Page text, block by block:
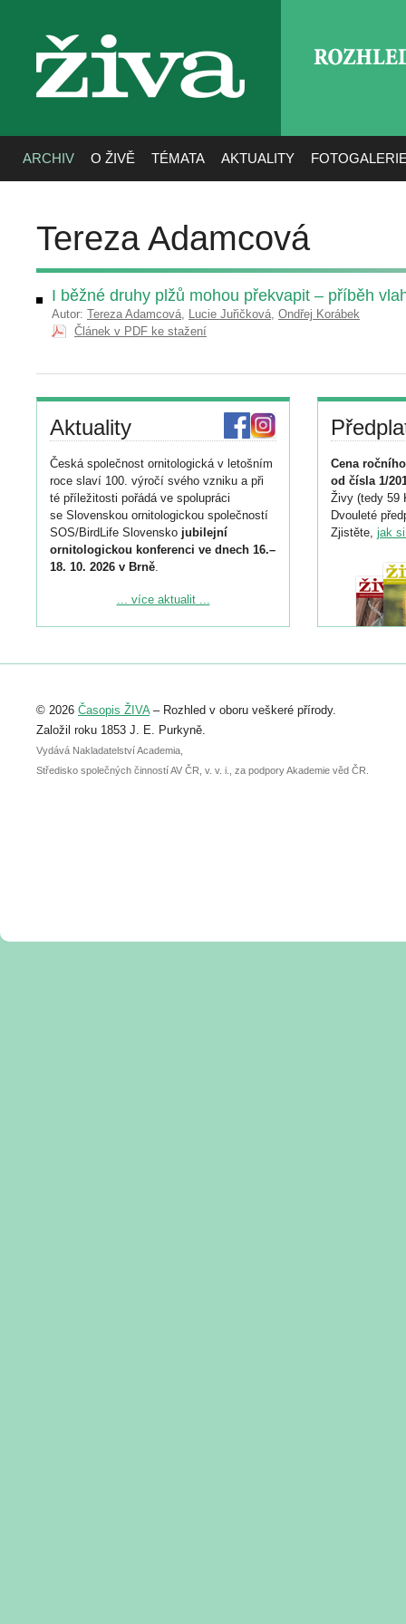
živa
ARCHIV O ŽIVĚ TÉMATA AKTUALITY
Tereza Adamcová
I běžné druhy plžů mohou překvapit – příběh
Autor: Tereza Adamcová, Lucie Juřičková, Ondřej Korábek
Článek v PDF ke stažení
Aktuality
Česká společnost ornitologická v letošním
roce slaví 100. výročí svého vzniku a při
té příležitosti pořádá ve spolupráci
se Slovenskou ornitologickou společností
SOS/BirdLife Slovensko jubilejní
ornitologickou konferenci ve dnech 16.–
18. 10. 2026 v Brně.
Podrobnější informace ke konferenci
Registrovat se můžete do 6. září.
abstraktu přihlášené přednášky nebo
posteru je už 30. června.
... více aktualit ...
Cena
od čísla 1/
Živy (tedy 59
Dvouleté
Zjistěte, jak
© 2026 Časopis ŽIVA– Rozhled v oboru veškeré přírody.
Založil roku 1853 J. E. Purkyně.
Vydává Nakladatelství Academia,
Středisko společných činností AV ČR, v. v. i., za podpory Akademie věd ČR.